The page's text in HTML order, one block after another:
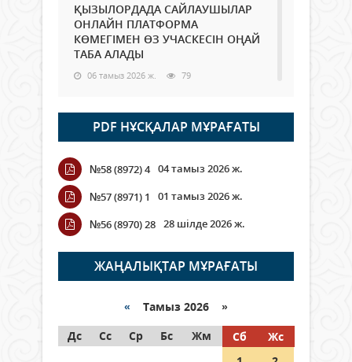
ҚЫЗЫЛОРДАДА САЙЛАУШЫЛАР
ОНЛАЙН ПЛАТФОРМА
КӨМЕГІМЕН ӨЗ УЧАСКЕСІН ОҢАЙ
ТАБА АЛАДЫ
06 тамыз 2026 ж. 79
Open Air: Қызылорда облысы
полиция департаменті 20
мыңнан астам көрерменнің
қауіпсіздігін қамтамасыз етті
06 тамыз 2026 ж.
Wi-Fi ҚАБЫРҒА АРҚЫЛЫ ҚАЛАЙ
ӨТЕДІ?
06 тамыз 2026 ж. 256
граждане Казахстана,
05 тамыз 2026 ж. 137
PDF НҰСҚАЛАР МҰРАҒАТЫ
№58 (8972) 4 04 тамыз 2026 ж.
№57 (8971) 1
01 тамыз 2026 ж.
№56 (8970) 28 28 шілде 2026 ж.
ЖАҢАЛЫҚТАР МҰРАҒАТЫ
« Тамыз 2026 »
Дс
Сс Ср Бс Жм Сб
Жс